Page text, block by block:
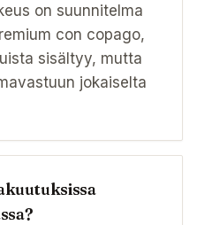
on suunnitelma
con copago,
sisältyy, mutta
jokaiselta